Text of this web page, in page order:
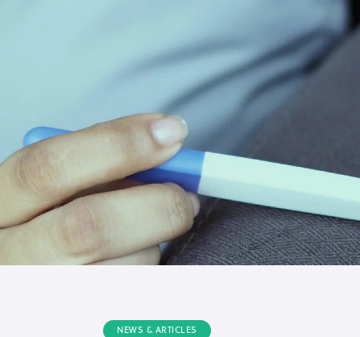
NEWS & ARTICLES